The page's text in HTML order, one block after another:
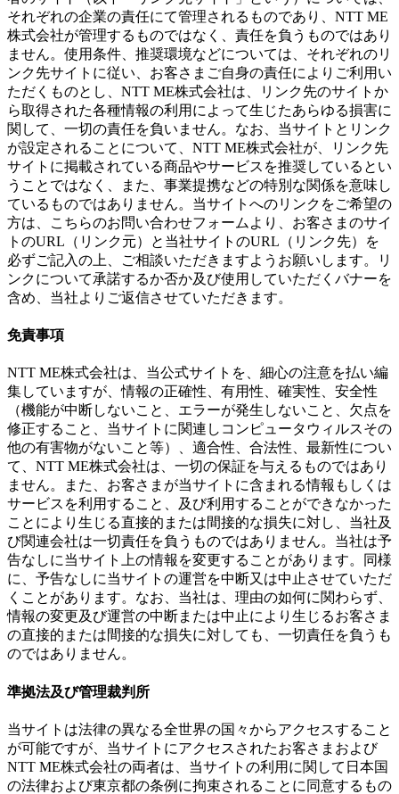
それぞれの企業の責任にて管理されるものであり、NTT ME
株式会社が管理するものではなく、責任を負うものではあり
ません。使用条件、推奨環境などについては、それぞれのリ
ンク先サイトに従い、お客さまご自身の責任によりご利用い
ただくものとし、NTT ME株式会社は、リンク先のサイトか
ら取得された各種情報の利用によって生じたあらゆる損害に
関して、一切の責任を負いません。なお、当サイトとリンク
が設定されることについて、NTT ME株式会社が、リンク先
サイトに掲載されている商品やサービスを推奨しているとい
うことではなく、また、事業提携などの特別な関係を意味し
ているものではありません。当サイトへのリンクをご希望の
方は、こちらのお問い合わせフォームより、お客さまのサイ
トのURL（リンク元）と当社サイトのURL（リンク先）を
必ずご記入の上、ご相談いただきますようお願いします。リ
ンクについて承諾するか否か及び使用していただくバナーを
含め、当社よりご返信させていただきます。
免責事項
NTT ME株式会社は、当公式サイトを、細心の注意を払い編
集していますが、情報の正確性、有用性、確実性、安全性
（機能が中断しないこと、エラーが発生しないこと、欠点を
修正すること、当サイトに関連しコンピュータウィルスその
他の有害物がないこと等）、適合性、合法性、最新性につい
て、NTT ME株式会社は、一切の保証を与えるものではあり
ません。また、お客さまが当サイトに含まれる情報もしくは
サービスを利用すること、及び利用することができなかった
ことにより生じる直接的または間接的な損失に対し、当社及
び関連会社は一切責任を負うものではありません。当社は予
告なしに当サイト上の情報を変更することがあります。同様
に、予告なしに当サイトの運営を中断又は中止させていただ
くことがあります。なお、当社は、理由の如何に関わらず、
情報の変更及び運営の中断または中止により生じるお客さま
の直接的または間接的な損失に対しても、一切責任を負うも
のではありません。
準拠法及び管理裁判所
当サイトは法律の異なる全世界の国々からアクセスすること
が可能ですが、当サイトにアクセスされたお客さまおよび
NTT ME株式会社の両者は、当サイトの利用に関して日本国
の法律および東京都の条例に拘束されることに同意するもの